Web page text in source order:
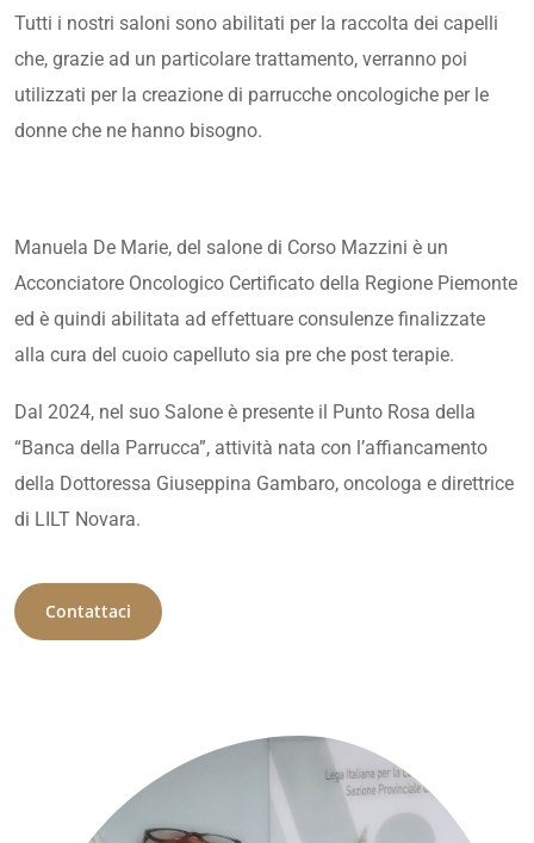
Tutti i nostri saloni sono abilitati per la raccolta dei capelli
che, grazie ad un particolare trattamento, verranno poi
utilizzati per la creazione di parrucche oncologiche per le
donne che ne hanno bisogno.
Manuela De Marie, del salone di Corso Mazzini è un
Acconciatore Oncologico Certificato della Regione Piemonte
ed è quindi abilitata ad effettuare consulenze finalizzate
alla cura del cuoio capelluto sia pre che post terapie.
Dal 2024, nel suo Salone è presente il Punto Rosa della
“Banca della Parrucca”, attività nata con l’affiancamento
della Dottoressa Giuseppina Gambaro, oncologa e direttrice
di LILT Novara.
Contattaci